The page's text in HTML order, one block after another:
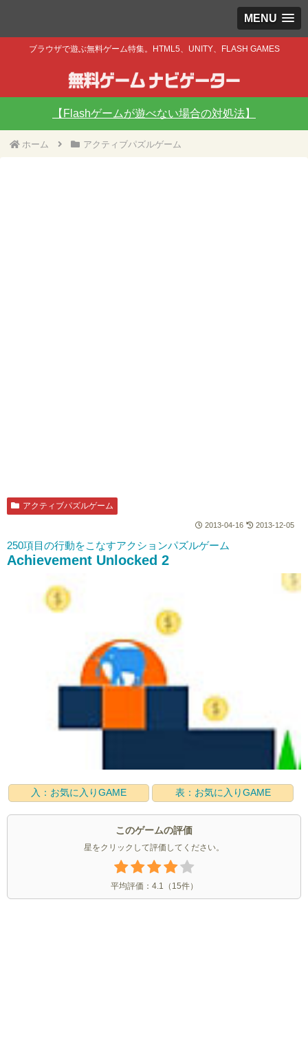
MENU
ブラウザで遊ぶ無料ゲーム特集。HTML5、UNITY、FLASH GAMES
【Flashゲームが遊べない場合の対処法】
ホーム アクティブパズルゲーム
アクティブパズルゲーム
2013-04-16 2013-12-05
250項目の行動をこなすアクションパズルゲーム
Achievement Unlocked 2
入：お気に入りGAME 表：お気に入りGAME
このゲームの評価
星をクリックして評価してください。
平均評価： 4.1 （ 15件）